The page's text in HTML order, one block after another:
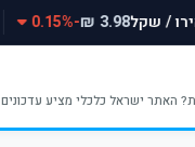
אירו / שקל3.98 ₪
-0.15%